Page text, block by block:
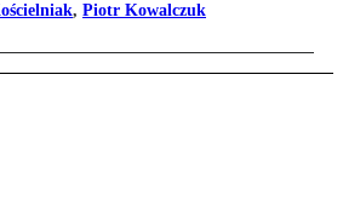
, Piotr Kowalczuk